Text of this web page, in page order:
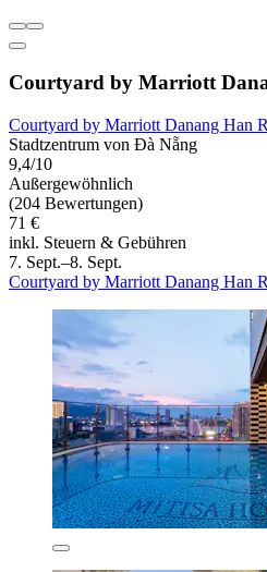
Courtyard by Marriott
Courtyard by Marriott Danang Han
Stadtzentrum von Đà Nẵng
9,4/10
Außergewöhnlich
(204 Bewertungen)
71 €
inkl. Steuern & Gebühren
7. Sept.–8. Sept.
Courtyard by Marriott Danang Han